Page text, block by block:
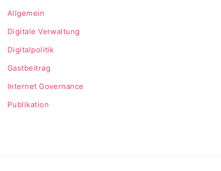
Allgemein
Digitale Verwaltung
Digitalpolitik
Gastbeitrag
Internet Governance
Publikation